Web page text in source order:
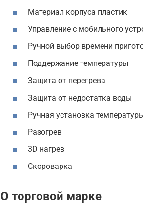
Материал корпуса пластик
Управление с мобильного
Ручной выбор времени
Поддержание температуры
Защита от перегрева
Защита от недостатка воды
Ручная установка
Разогрев
3D нагрев
Скороварка
О торговой марке